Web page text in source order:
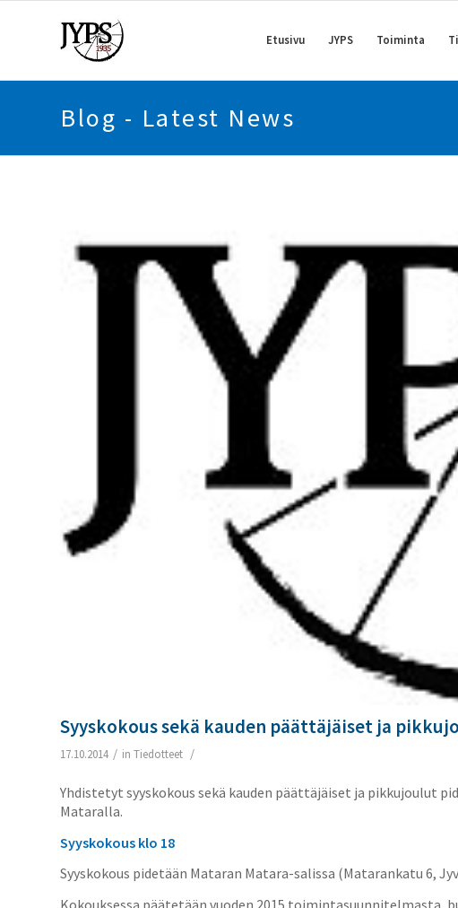
Etusivu JYPS Toiminta
Blog - Latest News
Syyskokous sekä kauden päättäjäiset ja
17.10.2014 / in Tiedotteet /
Yhdistetyt syyskokous sekä kauden päättäjäiset ja pikkujoulut
Mataralla.
Syyskokous klo 18
Syyskokous pidetään Mataran Matara-salissa (Matarankatu 6,
Kokouksessa päätetään vuoden 2015 toimintasuunnitelmasta,